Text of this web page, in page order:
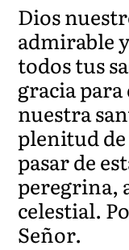
Dios
admirable
todos tus
gracia
nuestra
plenitud
pasar de
peregrina,
celestial.
Señor.